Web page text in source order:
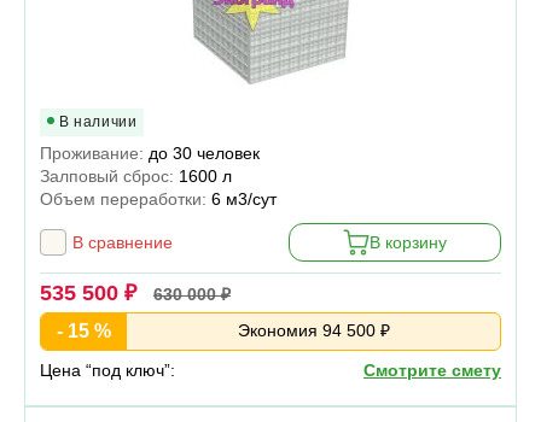
В наличии
Проживание: до 30 человек
Залповый сброс: 1600 л
Объем переработки: 6 м3/сут
В сравнение В корзину
535 500 ₽ 630 000 ₽
- 15 % Экономия 94 500 ₽
Цена “под ключ”: Смотрите смету